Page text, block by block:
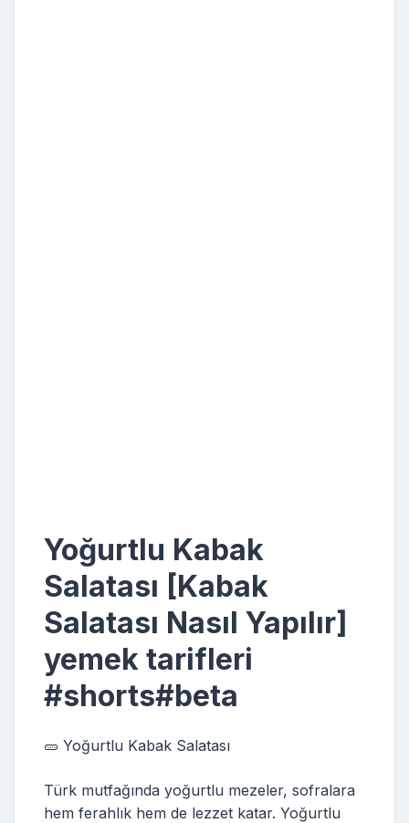
Yoğurtlu Kabak
Salatası [Kabak
Salatası Nasıl Yapılır]
yemek tarifleri
#shorts#beta
🥒 Yoğurtlu Kabak Salatası
Türk mutfağında yoğurtlu mezeler, sofralara
hem ferahlık hem de lezzet katar. Yoğurtlu